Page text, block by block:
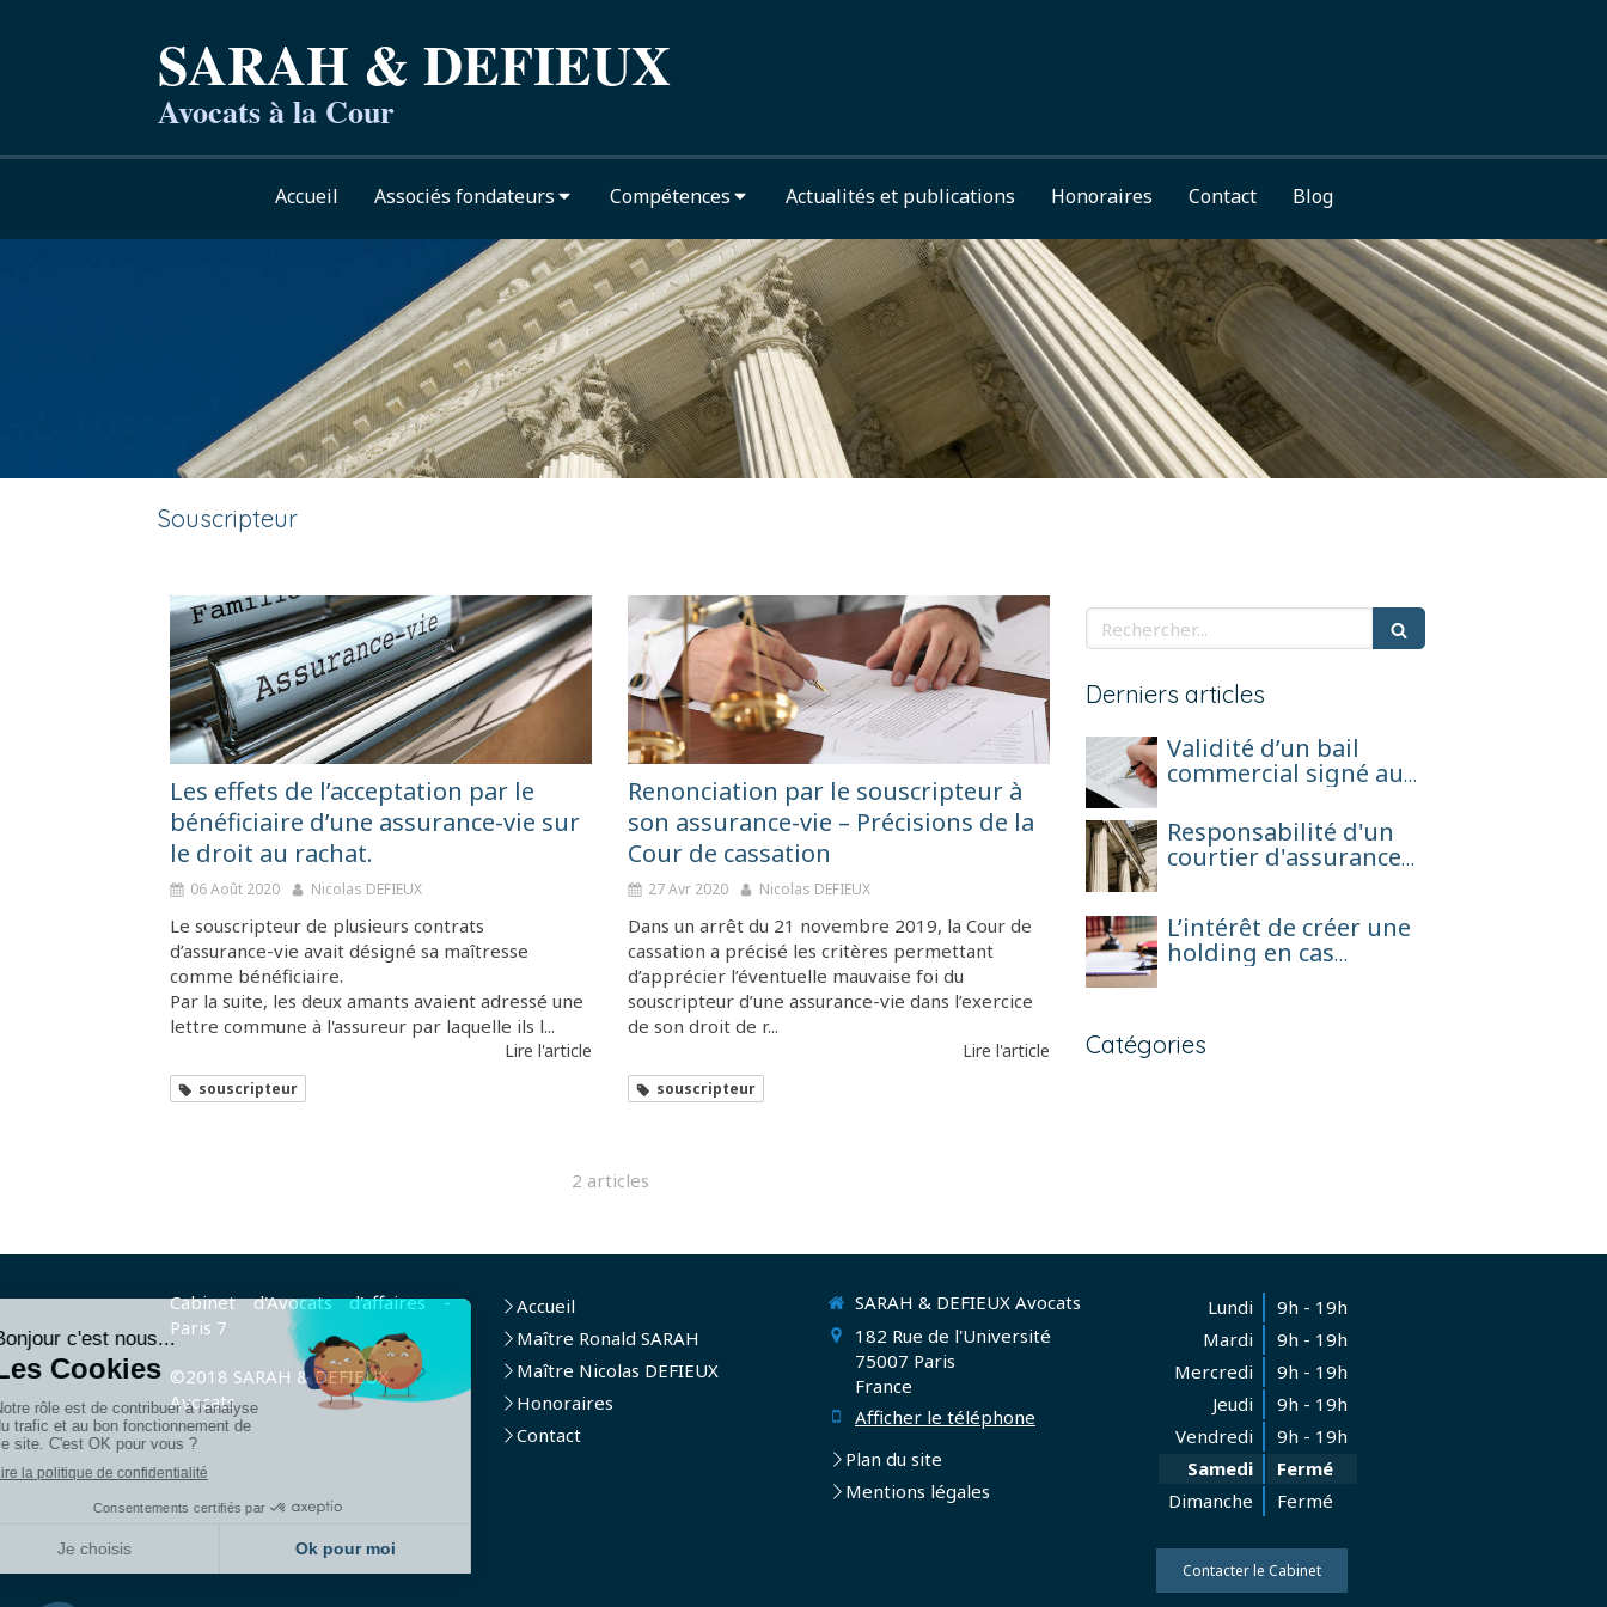
SARAH & DEFIEUX
Avocats à la Cour
Accueil Associés fondateurs Compétences Actualités et publications Honoraires Contact Blog
Souscripteur
Les effets de l’acceptation par le
bénéficiaire d’une assurance-vie sur
le droit au rachat.
06 Août 2020 Nicolas DEFIEUX
Le souscripteur de plusieurs contrats
d’assurance-vie avait désigné sa maîtresse
comme bénéficiaire.
Par la suite, les deux amants avaient adressé une
lettre commune à l'assureur par laquelle ils l...
Lire l'article
souscripteur
Renonciation par le souscripteur à
son assurance-vie – Précisions de la
Cour de cassation
27 Avr 2020 Nicolas DEFIEUX
Dans un arrêt du 21 novembre 2019, la Cour de
cassation a précisé les critères permettant
d’apprécier l’éventuelle mauvaise foi du
souscripteur d’une assurance-vie dans l’exercice
de son droit de r...
Lire l'article
souscripteur
2 articles
Rechercher
Derniers articles
Validité d’un bail
commercial signé au
formation avant son
immatriculation
Responsabilité d'un
courtier d'assurance
L’intérêt de créer une
holding en cas
capitaux
Catégories
Cabinet d'Avocats d'affaires -
Paris 7
©2018 SARAH & DEFIEUX
Avocats
Accueil
Maître Ronald SARAH
Maître Nicolas DEFIEUX
Honoraires
Contact
SARAH & DEFIEUX Avocats
182 Rue de l'Université
75007 Paris
France
Afficher le téléphone
Plan du site
Mentions légales
Lundi
9h - 19h
Mardi
9h - 19h
Mercredi
9h - 19h
Jeudi
9h - 19h
Vendredi
9h - 19h
Samedi
Fermé
Dimanche
Fermé
Contacter le Cabinet